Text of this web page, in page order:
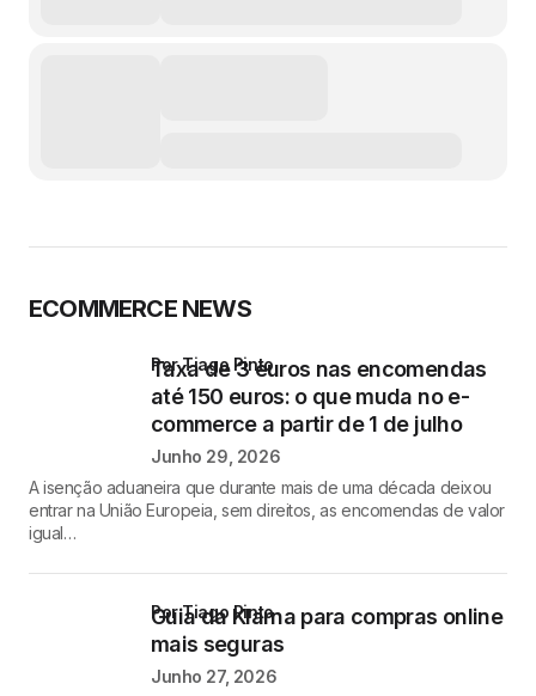
ECOMMERCE NEWS
Taxa de 3 euros nas encomendas
até 150 euros: o que muda no e-
commerce a partir de 1 de julho
por Tiago Pinto
Junho 29, 2026
A isenção aduaneira que durante mais de uma década deixou
entrar na União Europeia, sem direitos, as encomendas de valor
igual…
Guia da Klarna para compras online
mais seguras
por Tiago Pinto
Junho 27, 2026